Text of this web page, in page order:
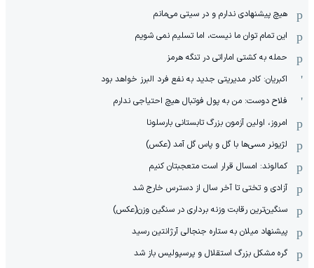
هیچ پیشنهادی ندارم و در سیتی می‌مانم
این تمام توان ما نیست، اما تسلیم نمی شویم
حمله به کشتی اماراتی در تنگه هرمز
اکبریان: کادر مدیریتی جدید به نفع فرد البرز خواهد بود
فلاح دوست: من به پول فوتبال هیچ احتیاجی ندارم
امروز، اولین آزمون بزرگ تابستانی بارسلونا
لژیونر مسی‌ها با گل و پاس گل آمد (عکس)
کمالوند: امسال قرار است متعجبتان کنیم
آزادی و تختی تا آخر سال از دسترس خارج شد
سنگین‌ترین رقابت وزنه برداری در سنگین وزن(عکس)
پیشنهاد میلان به ستاره جنجالی آرژانتین رسید
گره مشکل بزرگ استقلال و پرسپولیس باز شد